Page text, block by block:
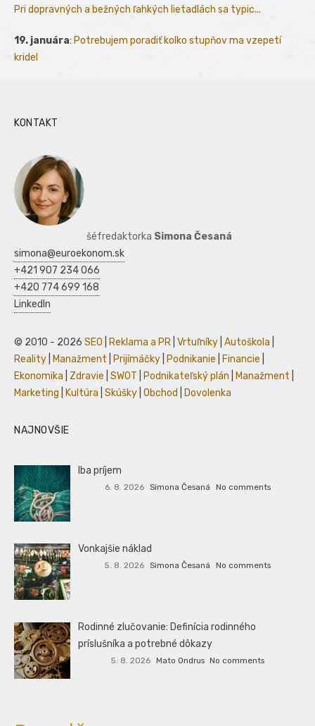
Pri dopravných a bežných ľahkých lietadlách sa typic...
19. januára: Potrebujem poradiť kolko stupňov ma vzepetí
kridel
KONTAKT
šéfredaktorka Simona Česaná
simona@euroekonom.sk
+421 907 234 066
+420 774 699 168
LinkedIn
© 2010 - 2026 SEO Reklama a PR Vrtuľníky Autoškola
Reality
Manažment Prijímáčky Podnikanie Financie
Ekonomika
Zdravie SWOT Podnikateľský plán Manažment
Marketing
Kultúra Skúšky Obchod Dovolenka
NAJNOVŠIE
Iba príjem
6. 8. 2026 Simona Česaná No comments
Vonkajšie náklad
5. 8. 2026 Simona Česaná No comments
Rodinné zlučovanie: Definícia rodinného
príslušníka a potrebné dôkazy
5. 8. 2026 Mato Ondrus No comments